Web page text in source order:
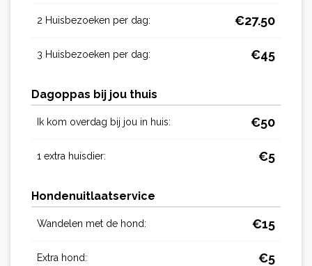
2 Huisbezoeken per dag: €27.50
3 Huisbezoeken per dag: €45
Dagoppas bij jou thuis
Ik kom overdag bij jou in huis: €50
1 extra huisdier: €5
Hondenuitlaatservice
Wandelen met de hond: €15
Extra hond: €5